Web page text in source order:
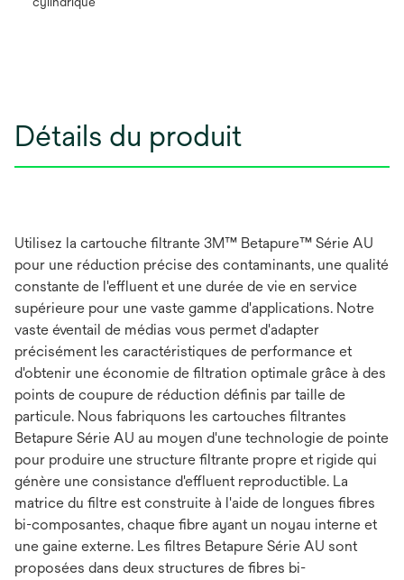
Détails du produit
Utilisez la cartouche filtrante 3M™ Betapure™ Série AU
pour une réduction précise des contaminants, une qualité
constante de l'effluent et une durée de vie en service
supérieure pour une vaste gamme d'applications. Notre
vaste éventail de médias vous permet d'adapter
précisément les caractéristiques de performance et
d'obtenir une économie de filtration optimale grâce à des
points de coupure de réduction définis par taille de
particule. Nous fabriquons les cartouches filtrantes
Betapure Série AU au moyen d'une technologie de pointe
pour produire une structure filtrante propre et rigide qui
génère une consistance d'effluent reproductible. La
matrice du filtre est construite à l'aide de longues fibres
bi-composantes, chaque fibre ayant un noyau interne et
une gaine externe. Les filtres Betapure Série AU sont
proposées dans deux structures de fibres bi-